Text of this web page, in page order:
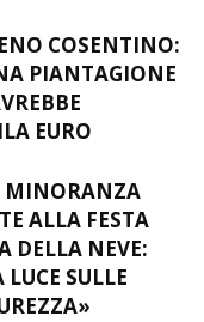
COSENTINO:
PIANTAGIONE
EURO
MINORANZA
ALLA FESTA
DELLA NEVE:
SULLE